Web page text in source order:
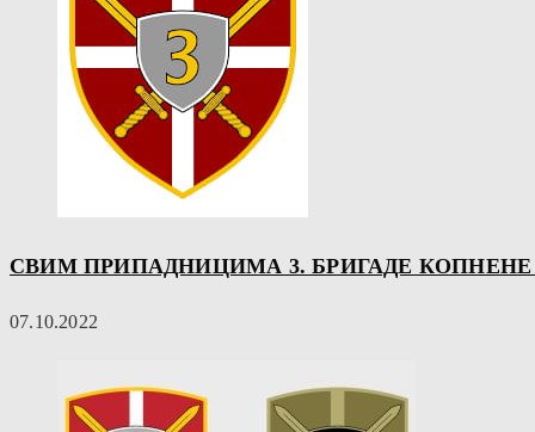
СВИМ ПРИПАДНИЦИМА 3. БРИГАДЕ
07.10.2022